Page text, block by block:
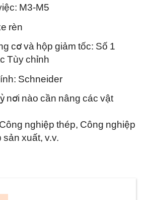
M3-M5
rèn
cơ và hộp giảm tốc: Số 1
Tùy chỉnh
Schneider
nơi nào cần nâng các vật
nghiệp thép, Công nghiệp
xuất, v.v.